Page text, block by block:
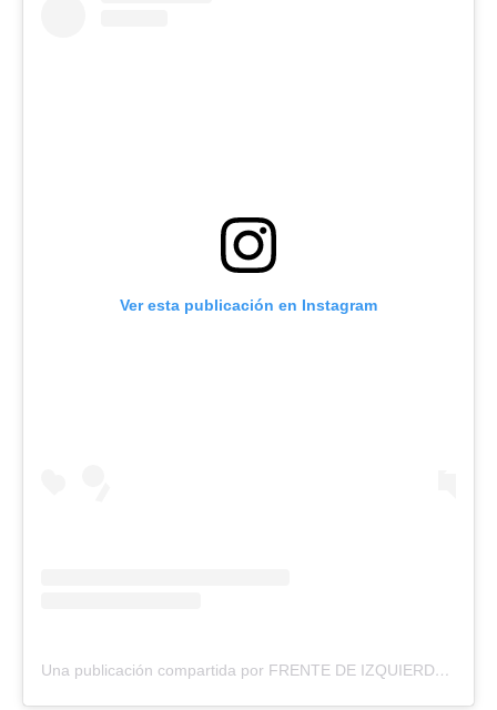
Ver esta publicación en Instagram
Una publicación compartida por FRENTE DE IZQUIERDA (@pts_fit_zonaoeste)